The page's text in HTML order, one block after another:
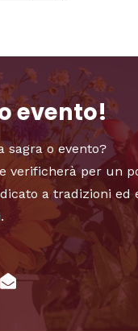
evento!
sagra o evento?
verificherà per un
a tradizioni ed